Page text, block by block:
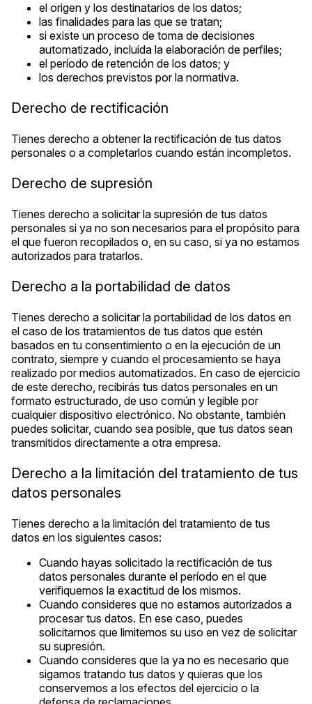
el origen y los destinatarios de los datos;
las finalidades para las que se tratan;
si existe un proceso de toma de decisiones
automatizado, incluida la elaboración de perfiles;
el período de retención de los datos; y
los derechos previstos por la normativa.
Derecho de rectificación
Tienes derecho a obtener la rectificación de tus datos
personales o a completarlos cuando están incompletos.
Derecho de supresión
Tienes derecho a solicitar la supresión de tus datos
personales si ya no son necesarios para el propósito para
el que fueron recopilados o, en su caso, si ya no estamos
autorizados para tratarlos.
Derecho a la portabilidad de datos
Tienes derecho a solicitar la portabilidad de los datos en
el caso de los tratamientos de tus datos que estén
basados en tu consentimiento o en la ejecución de un
contrato, siempre y cuando el procesamiento se haya
realizado por medios automatizados. En caso de ejercicio
de este derecho, recibirás tus datos personales en un
formato estructurado, de uso común y legible por
cualquier dispositivo electrónico. No obstante, también
puedes solicitar, cuando sea posible, que tus datos sean
transmitidos directamente a otra empresa.
Derecho a la limitación del tratamiento de tus
datos personales
Tienes derecho a la limitación del tratamiento de tus
datos en los siguientes casos:
Cuando hayas solicitado la rectificación de tus
datos personales durante el período en el que
verifiquemos la exactitud de los mismos.
Cuando consideres que no estamos autorizados a
procesar tus datos. En ese caso, puedes
solicitarnos que limitemos su uso en vez de solicitar
su supresión.
Cuando consideres que la ya no es necesario que
sigamos tratando tus datos y quieras que los
conservemos a los efectos del ejercicio o la